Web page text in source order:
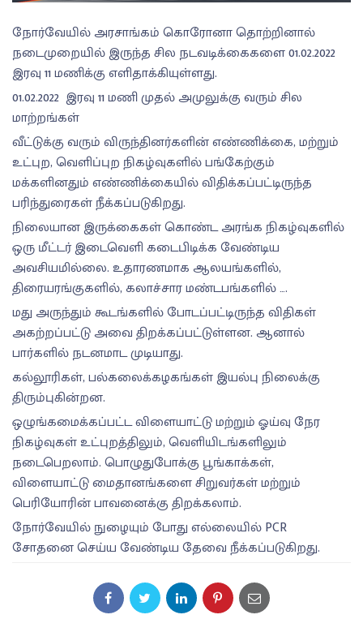
நோர்வேயில் அரசாங்கம் கொரோனா தொற்றினால்
நடைமுறையில் இருந்த சில நடவடிக்கைகளை 01.02.2022
இரவு 11 மணிக்கு எளிதாக்கியுள்ளது.
01.02.2022 இரவு 11 மணி முதல் அமுலுக்கு வரும் சில
மாற்றங்கள்
வீட்டுக்கு வரும் விருந்தினர்களின் எண்ணிக்கை, மற்றும்
உட்புற, வெளிப்புற நிகழ்வுகளில் பங்கேற்கும்
மக்களினதும் எண்ணிக்கையில் விதிக்கப்பட்டிருந்த
பரிந்துரைகள் நீக்கப்படுகிறது.
நிலையான இருக்கைகள் கொண்ட அரங்க நிகழ்வுகளில்
ஒரு மீட்டர் இடைவெளி கடைபிடிக்க வேண்டிய
அவசியமில்லை. உதாரணமாக ஆலயங்களில்,
திரையரங்குகளில், கலாச்சார மண்டபங்களில் ….
மது அருந்தும் கூடங்களில் போடப்பட்டிருந்த விதிகள்
அகற்றப்பட்டு அவை திறக்கப்பட்டுள்ளன. ஆனால்
பார்களில் நடனமாட முடியாது.
கல்லூரிகள், பல்கலைக்கழகங்கள் இயல்பு நிலைக்கு
திரும்புகின்றன.
ஒழுங்கமைக்கப்பட்ட விளையாட்டு மற்றும் ஓய்வு நேர
நிகழ்வுகள் உட்புறத்திலும், வெளியிடங்களிலும்
நடைபெறலாம். பொழுதுபோக்கு பூங்காக்கள்,
விளையாட்டு மைதானங்களை சிறுவர்கள் மற்றும்
பெரியோரின் பாவனைக்கு திறக்கலாம்.
நோர்வேயில் நுழையும் போது எல்லையில் PCR
சோதனை செய்ய வேண்டிய தேவை நீக்கப்படுகிறது.